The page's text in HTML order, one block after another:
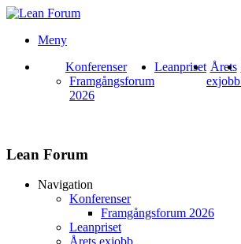
Meny
Konferenser
Framgångsforum
2026
Leanpriset Årets
exjobb
Lean Forum
Navigation
Konferenser
Framgångsforum 2026
Leanpriset